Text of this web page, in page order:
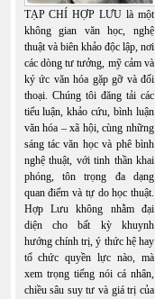
TẠP CHÍ HỢP LƯU là một
không gian văn học, nghệ
thuật và biên khảo độc lập, nơi
các dòng tư tưởng, mỹ cảm và
ký ức văn hóa gặp gỡ và đối
thoại. Chúng tôi đăng tải các
tiểu luận, khảo cứu, bình luận
văn hóa – xã hội, cùng những
sáng tác văn học và phê bình
nghệ thuật, với tinh thần khai
phóng, tôn trọng đa dạng
quan điểm và tự do học thuật.
Hợp Lưu không nhằm đại
diện cho bất kỳ khuynh
hướng chính trị, ý thức hệ hay
tổ chức quyền lực nào, mà
xem trọng tiếng nói cá nhân,
chiều sâu suy tư và giá trị của